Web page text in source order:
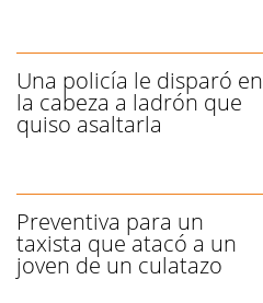
Una policía le disparó en
la cabeza a ladrón que
quiso asaltarla
Preventiva para un
taxista que atacó a un
joven de un culatazo